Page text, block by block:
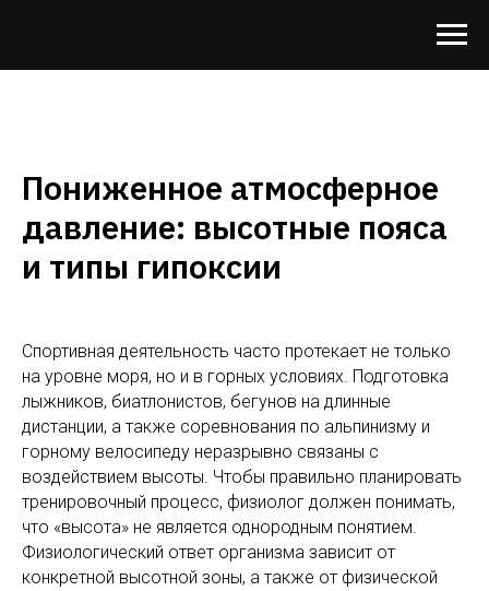
Пониженное атмосферное
давление: высотные пояса
и типы гипоксии
Спортивная деятельность часто протекает не только
на уровне моря, но и в горных условиях. Подготовка
лыжников, биатлонистов, бегунов на длинные
дистанции, а также соревнования по альпинизму и
горному велосипеду неразрывно связаны с
воздействием высоты. Чтобы правильно планировать
тренировочный процесс, физиолог должен понимать,
что «высота» не является однородным понятием.
Физиологический ответ организма зависит от
конкретной высотной зоны, а также от физической